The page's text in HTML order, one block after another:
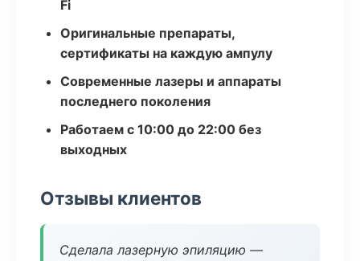
Fi
Оригинальные препараты,
сертификаты на каждую ампулу
Современные лазеры и аппараты
последнего поколения
Работаем с 10:00 до 22:00 без
выходных
Отзывы клиентов
Сделала лазерную эпиляцию —